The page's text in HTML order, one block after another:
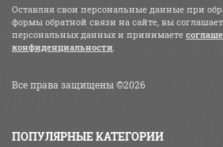
Оставляя свои персональные данные при
формы обратной связи на сайте, вы
персональных данных и принимаете
конфиденциальности
Все права защищены ©2026
ПОПУЛЯРНЫЕ КАТЕГОРИИ